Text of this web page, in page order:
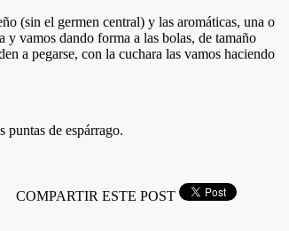
(sin el germen central) y las aromáticas, una o
vamos dando forma a las bolas, de tamaño
a pegarse, con la cuchara las vamos haciendo
puntas de espárrago.
COMPARTIR ESTE POST